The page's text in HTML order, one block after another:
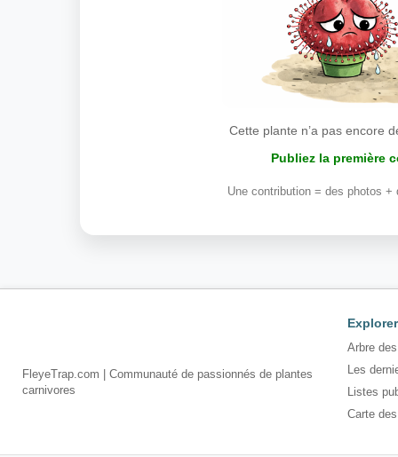
Cette plante n’a pas encore
Publiez la première
Une contribution = des photos
FleyeTrap.com | Communauté de passionnés de plantes
carnivores
Explorer
Arbre
Les
Listes
Carte